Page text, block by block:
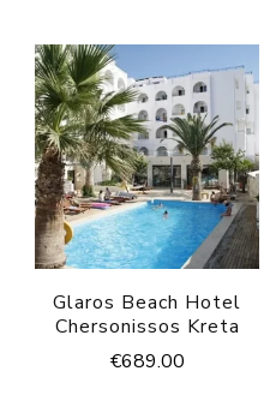
Glaros Beach Hotel
Chersonissos Kreta
€689.00